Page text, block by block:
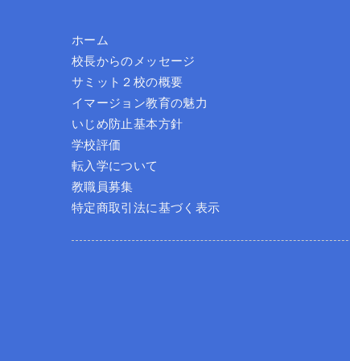
ホーム
校長からのメッセージ
サミット２校の概要
イマージョン教育の魅力
いじめ防止基本方針
学校評価
転入学について
教職員募集
特定商取引法に基づく表示